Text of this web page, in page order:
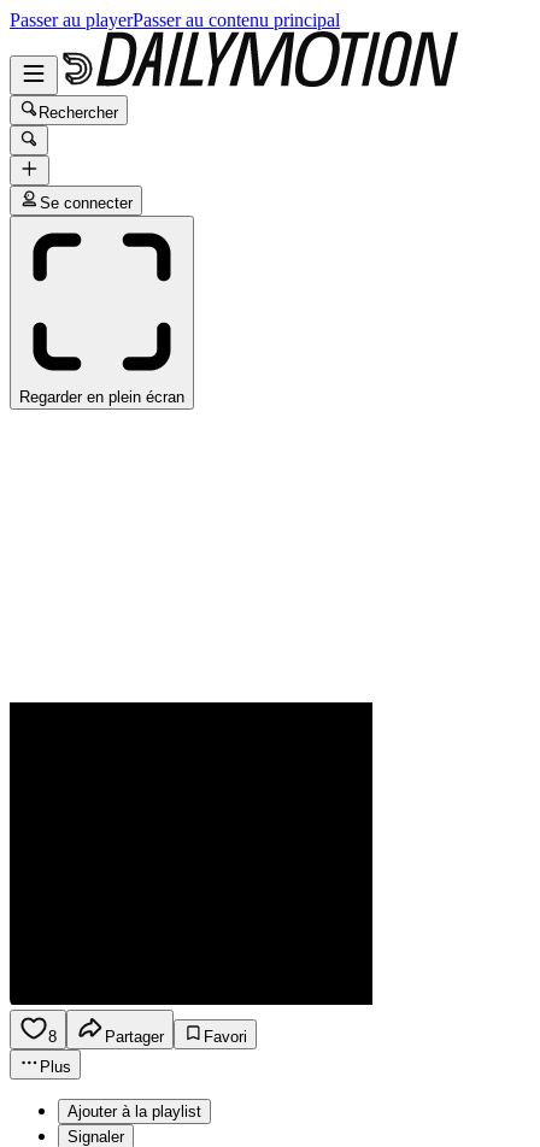
Passer au playerPasser au contenu principal
Rechercher
Se connecter
Regarder en plein écran
8 Partager
Favori
Plus
Ajouter à la playlist
Signaler